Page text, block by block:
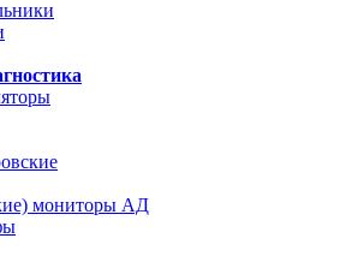
мониторы АД